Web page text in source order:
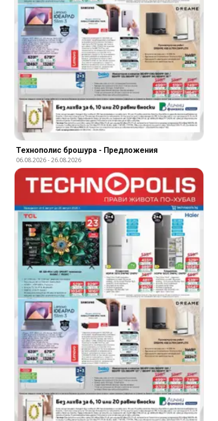
Технополис брошура - Предложения
06.08.2026-26.08.2026